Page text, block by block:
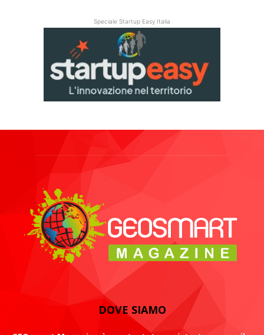
Speciale Startup Easy Italia
DOVE SIAMO